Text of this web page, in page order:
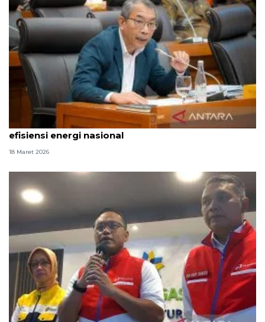
DPR sebut kebijakan WFH langkah strategis
efisiensi energi nasional
18 Maret 2026